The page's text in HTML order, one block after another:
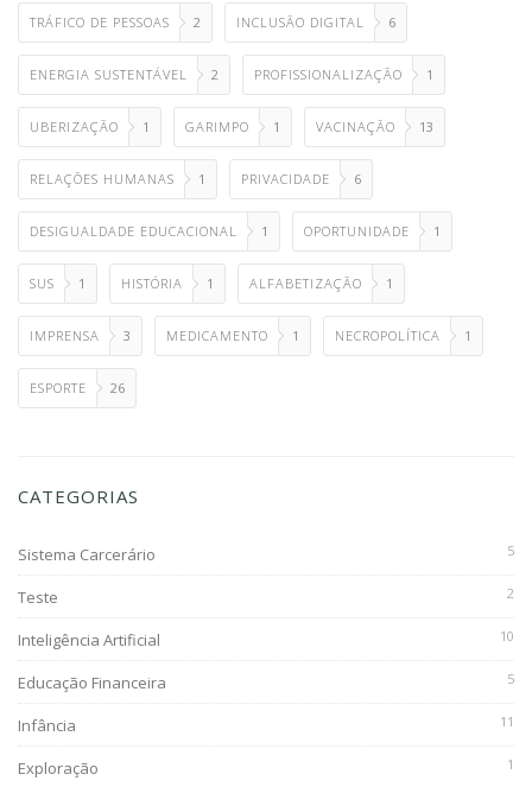
TRÁFICO DE PESSOAS 2 INCLUSÃO DIGITAL 6
ENERGIA SUSTENTÁVEL 2 PROFISSIONALIZAÇÃO 1
UBERIZAÇÃO 1 GARIMPO 1 VACINAÇÃO 13
RELAÇÕES HUMANAS 1 PRIVACIDADE 6
DESIGUALDADE EDUCACIONAL 1 OPORTUNIDADE 1
SUS 1 HISTÓRIA 1 ALFABETIZAÇÃO 1
IMPRENSA 3 MEDICAMENTO 1 NECROPOLÍTICA 1
ESPORTE 26
CATEGORIAS
Sistema Carcerário 5
Teste 2
Inteligência Artificial 10
Educação Financeira 5
Infância 11
Exploração 1